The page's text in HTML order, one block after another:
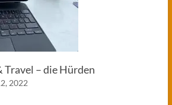
– die Hürden
2022